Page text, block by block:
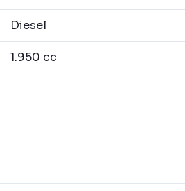
Diesel
1.950 cc